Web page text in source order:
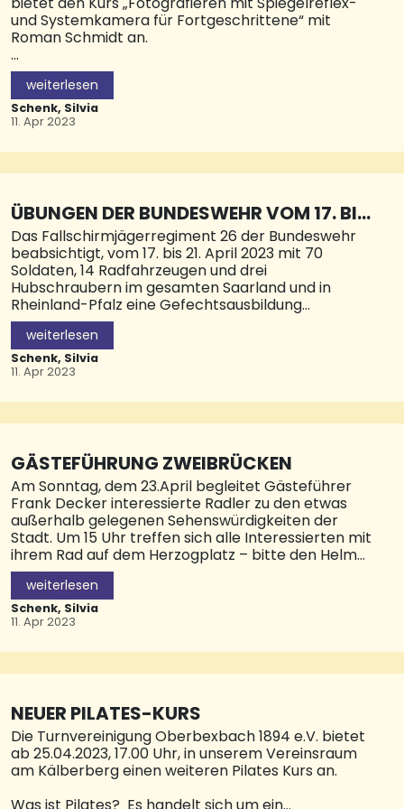
und Systemkamera für Fortgeschrittene“ mit
Roman Schmidt an.
Er findet an acht Terminen ab Montag, dem 17.
April, von 18.30 bis 20.30 Uhr in Blieskastel statt. In
diesem Kurs wählen die Teilnehmenden aus
verschiedenen Themen die interessantesten aus.
geübt. Für die Dauer des Kurses können Stative
ausgeliehen werden. Das Teilnahmeentgelt
Weitere Informationen und Anmeldung unter Tel.
(06842) 9243-10, per E-Mail unter
kvhs@saarpfalz-kreis.de und unter www.kvhs-
saarpfalz.de. © Pressestelle Saarpfalz-Kreis
weiterlesen
Schenk, Silvia
11. Apr 2023
ÜBUNGEN DER BUNDESWEHR VOM 17. BIS
21. APRIL
Das Fallschirmjägerregiment 26 der Bundeswehr
beabsichtigt, vom 17. bis 21. April 2023 mit 70
Soldaten, 14 Radfahrzeugen und drei
Hubschraubern im gesamten Saarland und in
Rheinland-Pfalz eine Gefechtsausbildung
durchzuführen.
Auch die Stadt Homburg gehört zum betroffenen
Gebiet. Mit dem Einsatz von Übungsmunition und
werden, weshalb die Bevölkerung gebeten wird,
sich auf mögliche Gefahren und Einschränkungen,
Pressestelle Stadt HOM
weiterlesen
Schenk, Silvia
11. Apr 2023
GÄSTEFÜHRUNG ZWEIBRÜCKEN
Am Sonntag, dem 23.April begleitet Gästeführer
Frank Decker interessierte Radler zu den etwas
außerhalb gelegenen Sehenswürdigkeiten der
Stadt. Um 15 Uhr treffen sich alle Interessierten mit
ihrem Rad auf dem Herzogplatz – bitte den Helm
nicht vergessen!
Die Radtour ist etwa 12 Kilometern lang und hat
keine größeren Steigungen, eine normale
historische Ausflug dauert ca. zwei Stunden. Um
eine Voranmeldung beim Kultur- und Verkehrsamt
„Zweibrücken vernetzt“ im Kontext des
Jahresmotto: Wasserangeboten und ist diese Jahr
kostenfrei!Weitere Termine: 27.Mai – 15 Uhr und
11.August – 18 Uhr Weitere Informationen erhalten
Sie beim Kultur- und Verkehrsamt Zweibrücken,
Maxstraße 1,66482 Zweibrücken, Tel. 06332-871
weiterlesen
Schenk, Silvia
11. Apr 2023
NEUER PILATES-KURS
Die Turnvereinigung Oberbexbach 1894 e.V. bietet
ab 25.04.2023, 17.00 Uhr, in unserem Vereinsraum
am Kälberberg einen weiteren Pilates Kurs an.
Was ist Pilates? Es handelt sich um ein